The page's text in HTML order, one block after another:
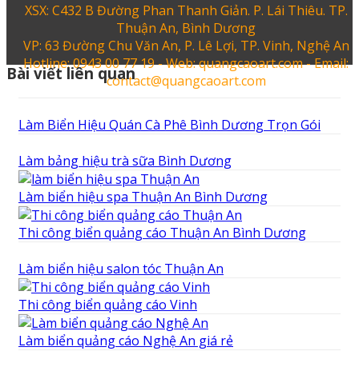
XSX: C432 B Đường Phan Thanh Giản. P. Lái Thiêu. TP.
Thuận An, Bình Dương
VP: 63 Đường Chu Văn An, P. Lê Lợi, TP. Vinh, Nghệ An
Hotline: 0943 00 77 19 - Web: quangcaoart.com - Email:
contact@quangcaoart.com
Bài viết liên quan
Làm Biển Hiệu Quán Cà Phê Bình Dương Trọn Gói
Làm bảng hiệu trà sữa Bình Dương
Làm biển hiệu spa Thuận An Bình Dương
Thi công biển quảng cáo Thuận An Bình Dương
Làm biển hiệu salon tóc Thuận An
Thi công biển quảng cáo Vinh
Làm biển quảng cáo Nghệ An giá rẻ